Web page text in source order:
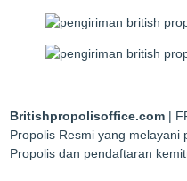
Britishpropolisoffice.com |
Propolis Resmi yang melayani
Propolis dan pendaftaran